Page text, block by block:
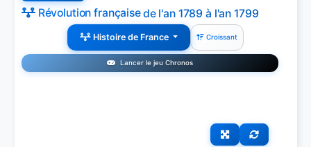
Révolution françaisede l'an 1789 à l'an 1799
Histoire de France Croissant
Lancer le jeu Chronos